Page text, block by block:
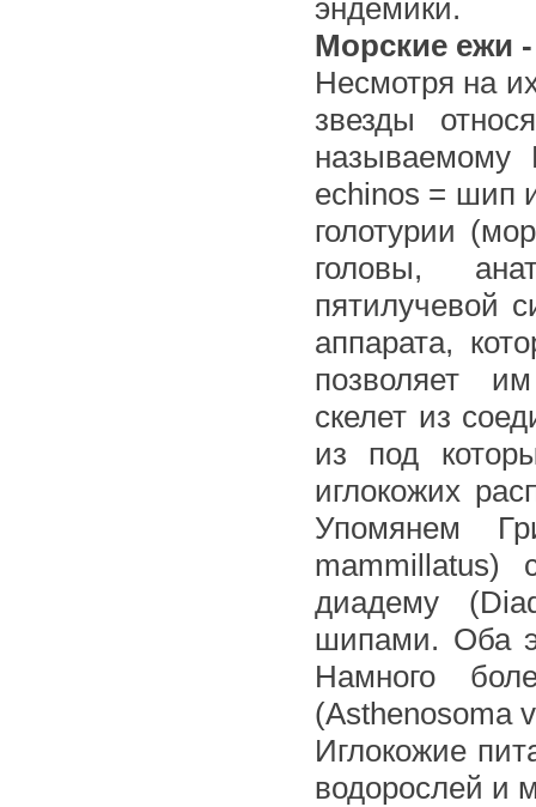
эндемики.
Морские ежи
Несмотря на
звезды
называемому
echinos = шип
голотурии
головы,
пятилучевой
аппарата,
позволяет
скелет из
из под
иглокожих
Упомянем
диадему
шипами. Оба
Намного
(Asthenosoma
Иглокожие
водорослей и